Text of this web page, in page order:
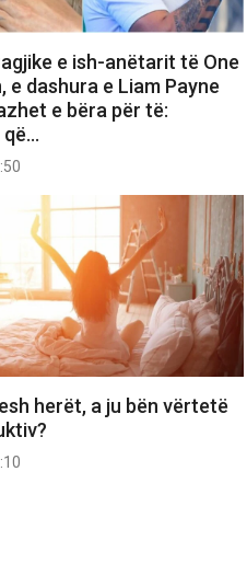
e ish-anëtarit të One
e dashura e Liam Payne
e bëra për të:
që…
herët, a ju bën vërtetë